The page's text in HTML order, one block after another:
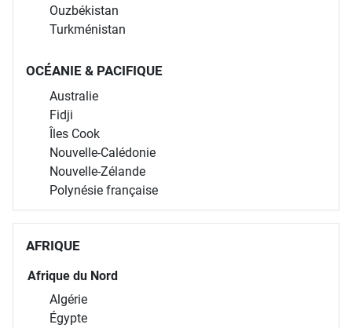
Ouzbékistan
Turkménistan
OCÉANIE & PACIFIQUE
Australie
Fidji
Îles Cook
Nouvelle-Calédonie
Nouvelle-Zélande
Polynésie française
AFRIQUE
Afrique du Nord
Algérie
Égypte